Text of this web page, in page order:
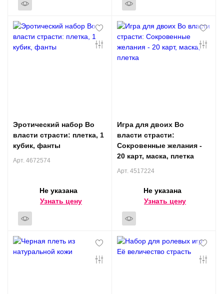
Эротический набор Во
власти страсти: плетка, 1
кубик, фанты
Арт. 4672574
Не указана
Узнать цену
Игра для двоих Во
власти страсти:
Сокровенные желания -
20 карт, маска, плетка
Арт. 4517224
Не указана
Узнать цену